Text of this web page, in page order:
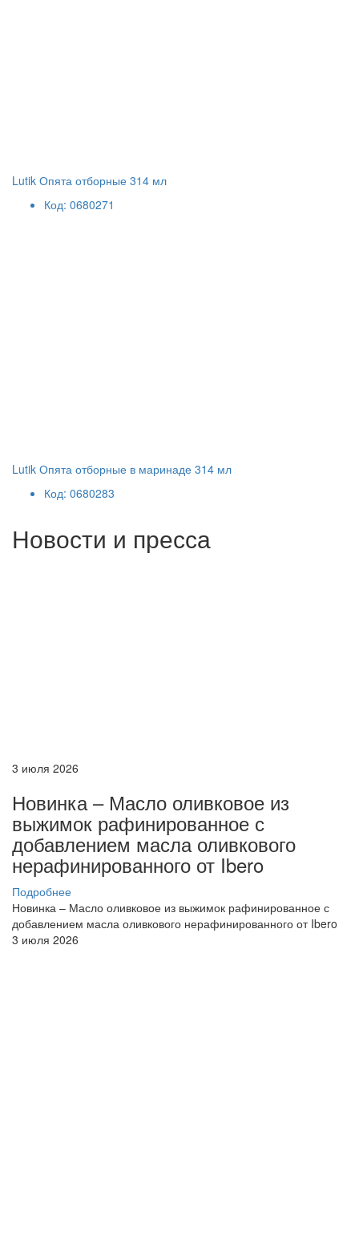
Lutik Опята отборные 314 мл
Код: 0680271
Lutik Опята отборные в маринаде 314 мл
Код: 0680283
Новости и пресса
3 июля 2026
Новинка – Масло оливковое из
выжимок рафинированное с
добавлением масла оливкового
нерафинированного от Ibero
Подробнее
Новинка – Масло оливковое из выжимок рафинированное с
добавлением масла оливкового нерафинированного от Ibero
3 июля 2026